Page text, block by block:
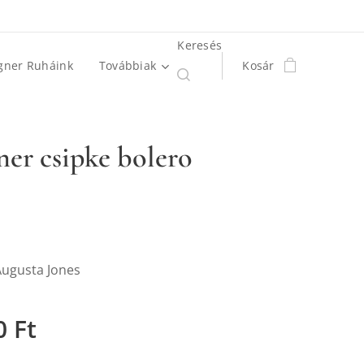
Ruháink Továbbiak
Keresés
Kosár
csipke bolero
Jones
Ft